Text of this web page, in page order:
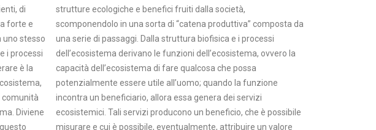
di
forte e
uno stesso
i processi
è la
comunità
Diviene
strutture ecologiche e benefici fruiti dalla società,
scomponendolo in una sorta di “catena produttiva” composta da
una serie di passaggi. Dalla struttura biofisica e i processi
dell’ecosistema derivano le funzioni dell’ecosistema, ovvero la
capacità dell’ecosistema di fare qualcosa che possa
potenzialmente essere utile all’uomo; quando la funzione
incontra un beneficiario, allora essa genera dei servizi
ecosistemici. Tali servizi producono un beneficio, che è possibile
misurare e cui è possibile, eventualmente, attribuire un valore